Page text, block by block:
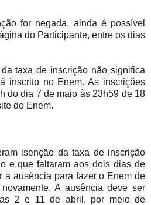
for negada, ainda é possível
do Participante, entre os dias
taxa de inscrição não significa
inscrito no Enem. As inscrições
do dia 7 de maio às 23h59 de 18
do Enem.
isenção da taxa de inscrição
e que faltaram aos dois dias de
a ausência para fazer o Enem de
A ausência deve ser
2 e 11 de abril, por meio de